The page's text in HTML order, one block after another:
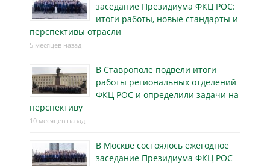
заседание Президиума ФКЦ РОС:
итоги работы, новые стандарты и
перспективы отрасли
5 месяцев назад
В Ставрополе подвели итоги
работы региональных отделений
ФКЦ РОС и определили задачи на
перспективу
10 месяцев назад
В Москве состоялось ежегодное
заседание Президиума ФКЦ РОС